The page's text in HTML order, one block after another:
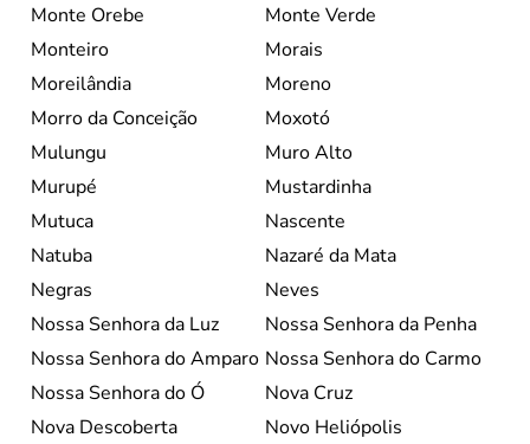
Monte Orebe
Monte Verde
Monteiro
Morais
Moreilândia
Moreno
Morro da Conceição
Moxotó
Mulungu
Muro Alto
Murupé
Mustardinha
Mutuca
Nascente
Natuba
Nazaré da Mata
Negras
Neves
Nossa Senhora da Luz
Nossa Senhora da Penha
Nossa Senhora do Amparo Nossa Senhora do Carmo
Nossa Senhora do Ó
Nova Cruz
Nova Descoberta
Novo Heliópolis